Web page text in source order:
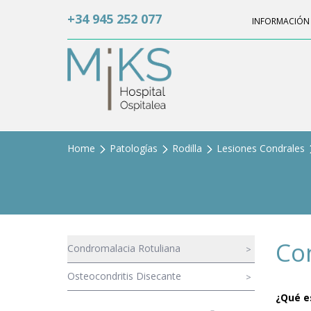
+34 945 252 077
Home Patologías Rodilla Lesiones Condrales
Condromalacia Rotuliana
Osteocondritis Disecante
¿Qué